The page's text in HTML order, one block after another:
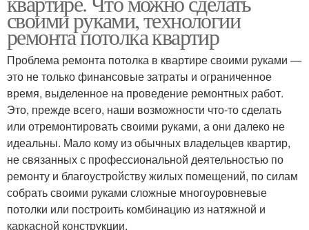
своими руками, технологии
ремонта потолка квартир
Проблема ремонта потолка в квартире своими руками —
это не только финансовые затраты и ограниченное
время, выделенное на проведение ремонтных работ.
Это, прежде всего, наши возможности что-то сделать
или отремонтировать своими руками, а они далеко не
идеальны. Мало кому из обычных владельцев квартир,
не связанных с профессиональной деятельностью по
ремонту и благоустройству жилых помещений, по силам
собрать своими руками сложные многоуровневые
потолки или построить комбинацию из натяжной и
каркасной конструкции.